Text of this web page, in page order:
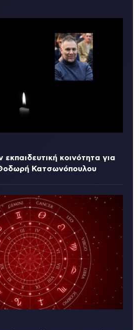
κοινότητα για
Κατσωνόπουλου